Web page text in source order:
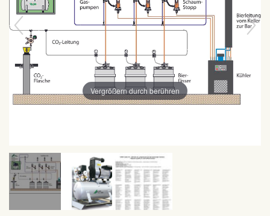
Vergrößern durch berühren